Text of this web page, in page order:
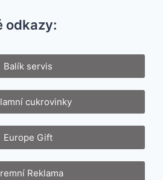
odkazy:
Balík servis
cukrovinky
Europe Gift
Reklama